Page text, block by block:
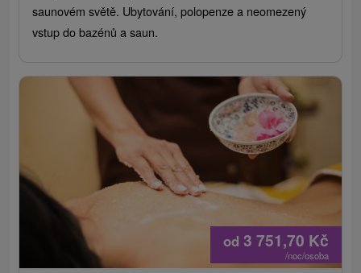
saunovém světě. Ubytování, polopenze a neomezený
vstup do bazénů a saun.
od 3 751,70 Kč
/noc/osoba